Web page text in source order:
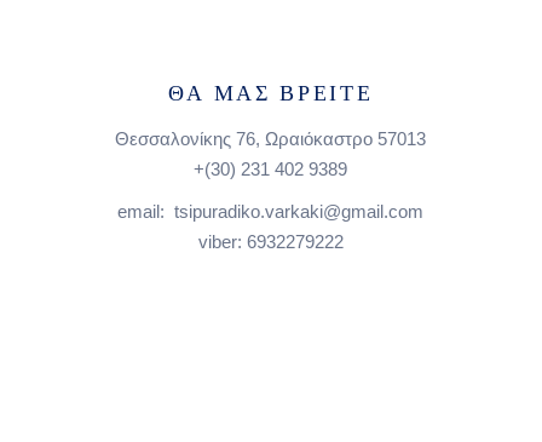
ΘΑ ΜΑΣ ΒΡΕΙΤΕ
Θεσσαλονίκης 76, Ωραιόκαστρο 57013
+(30) 231 402 9389
email: tsipuradiko.varkaki@gmail.com
viber: 6932279222